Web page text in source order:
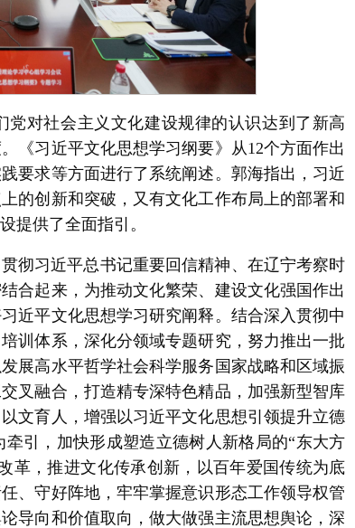
对社会主义文化建设规律的认识达到了新高
《习近平文化思想学习纲要》从12个方面作出
要求等方面进行了系统阐述。郭海指出，习近
的创新和突破，又有文化工作布局上的部署和
提供了全面指引。
彻习近平总书记重要回信精神、在辽宁考察时
合起来，为推动文化繁荣、建设文化强国作出
近平文化思想学习研究阐释。结合深入贯彻中
训体系，深化分领域专题研究，努力推出一批
展高水平哲学社会科学服务国家战略和区域振
叉融合，打造精专深特色精品，加强新型智库
文育人，增强以习近平文化思想引领提升立德
引，加快形成塑造立德树人新格局的“东大方
革，推进文化传承创新，以百年爱国传统为底
、守好阵地，牢牢掌握意识形态工作领导权管
导向和价值取向，做大做强主流思想舆论，深